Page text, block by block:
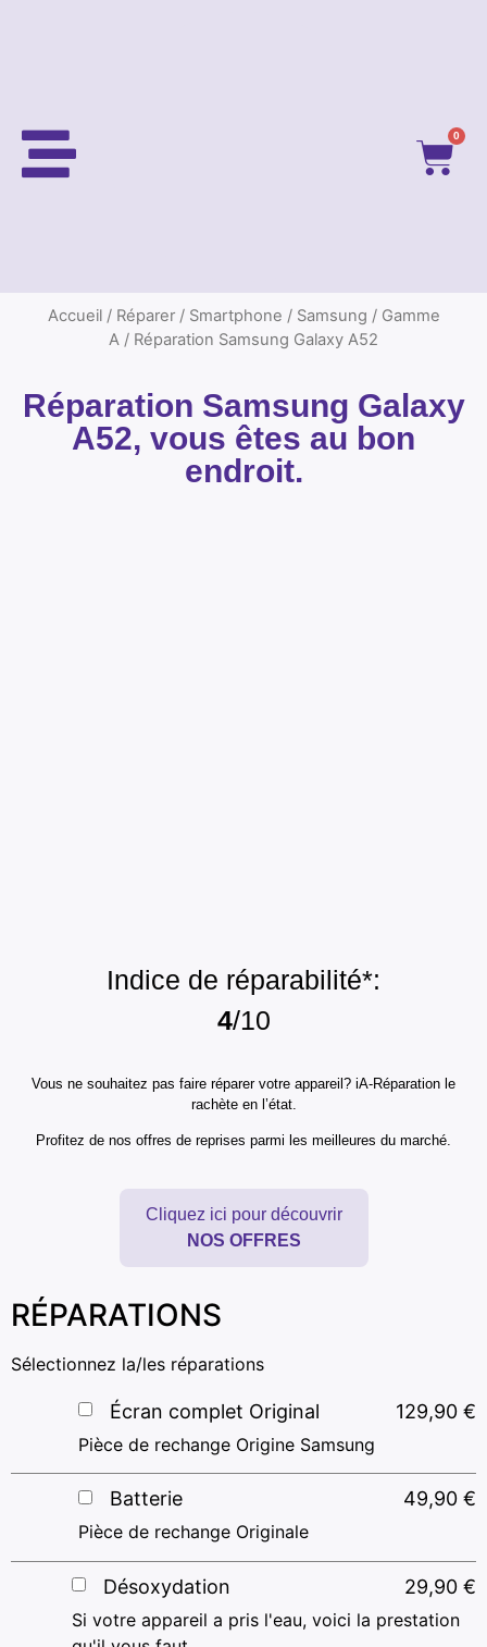
0
Accueil/ Réparer/ Smartphone / Samsung / Gamme
A / Réparation Samsung Galaxy A52
Réparation Samsung Galaxy
A52, vous êtes au bon
endroit.
Indice de réparabilité*:
4/10
Vous ne souhaitez pas faire réparer votre appareil? iA-Réparation le
rachète en l’état.
Profitez de nos offres de reprises parmi les meilleures du marché.
Cliquez ici pour découvrir
NOS OFFRES
RÉPARATIONS
Sélectionnez la/les réparations
Écran complet Original 129,90 €
Pièce de rechange Origine Samsung
Batterie 49,90 €
Pièce de rechange Originale
Désoxydation 29,90 €
Si votre appareil a pris l'eau, voici la prestation